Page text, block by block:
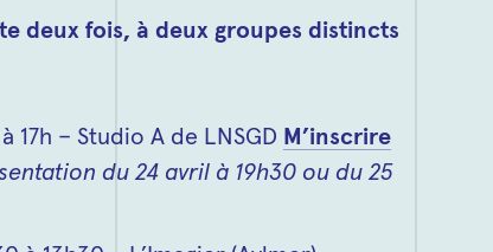
deux fois, à deux groupes distincts
17h – Studio A de LNSGD M’inscrire
du 24 avril à 19h30 ou du 25